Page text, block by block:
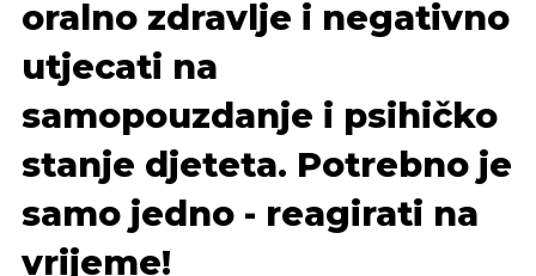
oralno zdravlje i negativno
utjecati na
samopouzdanje i psihičko
stanje djeteta. Potrebno je
samo jedno - reagirati na
vrijeme!